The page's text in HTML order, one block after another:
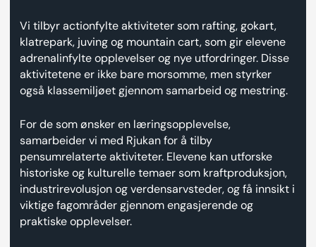
Vi tilbyr actionfylte aktiviteter som rafting, gokart,
klatrepark, juving og mountain cart, som gir elevene
adrenalinfylte opplevelser og nye utfordringer. Disse
aktivitetene er ikke bare morsomme, men styrker
også klassemiljøet gjennom samarbeid og mestring.
For de som ønsker en læringsopplevelse,
samarbeider vi med Rjukan for å tilby
pensumrelaterte aktiviteter. Elevene kan utforske
historiske og kulturelle temaer som kraftproduksjon,
industrirevolusjon og verdensarvsteder, og få innsikt i
viktige fagområder gjennom engasjerende og
praktiske opplevelser.